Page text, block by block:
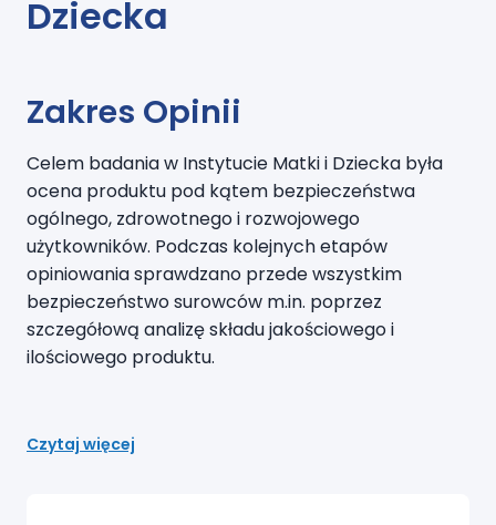
Dziecka
Zakres Opinii
Celem badania w Instytucie Matki i Dziecka była
ocena produktu pod kątem bezpieczeństwa
ogólnego, zdrowotnego i rozwojowego
użytkowników. Podczas kolejnych etapów
opiniowania sprawdzano przede wszystkim
bezpieczeństwo surowców m.in. poprzez
szczegółową analizę składu jakościowego i
ilościowego produktu.
Czytaj więcej